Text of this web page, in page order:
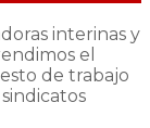
interinas y
el
de trabajo